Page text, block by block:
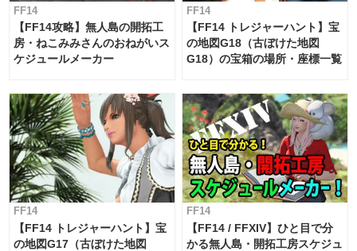
FF14
【FF14攻略】無人島の開拓工
房・ねこみみさんのおねがいス
ケジュールメーカー
FF14
【FF14 トレジャーハント】宝
の地図G18（古ぼけた地図
G18）の宝箱の場所・座標一覧
FF14
【FF14 トレジャーハント】宝
の地図G17（古ぼけた地図
FF14
【FF14 / FFXIV】ひと目で分
かる無人島・開拓工房スケジュ